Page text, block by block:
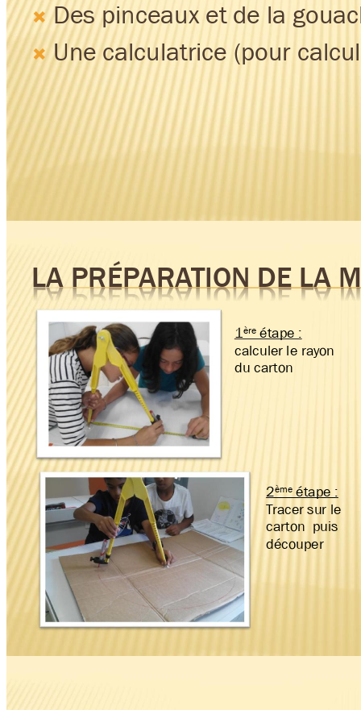
Des pinceaux et de la
Une calculatrice (pour
LA PRÉPARATION DE LA
1 ère étape :
calculer le rayon
du carton
2ème étape :
Tracer sur le
carton  puis
découper